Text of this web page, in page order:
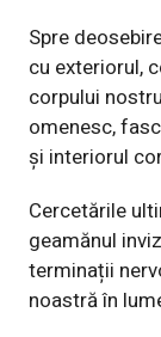
Spre
cu exteriorul,
corpului
omenesc,
și interiorul
Cercetările
geamănul
terminații
noastră în